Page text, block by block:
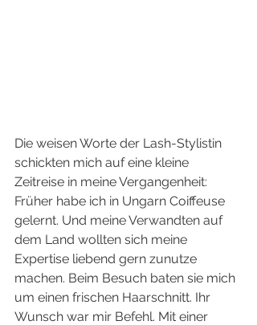
Die weisen Worte der Lash-Stylistin
schickten mich auf eine kleine
Zeitreise in meine Vergangenheit:
Früher habe ich in Ungarn Coiffeuse
gelernt. Und meine Verwandten auf
dem Land wollten sich meine
Expertise liebend gern zunutze
machen. Beim Besuch baten sie mich
um einen frischen Haarschnitt. Ihr
Wunsch war mir Befehl. Mit einer